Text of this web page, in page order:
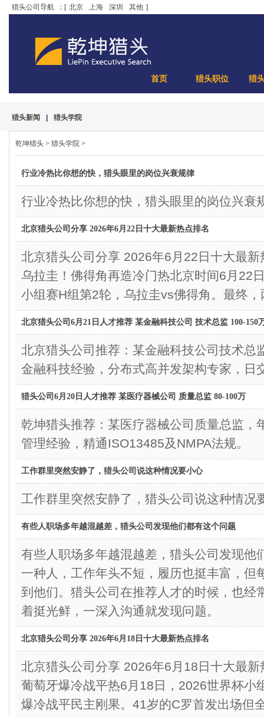
猎头公司导航 ：[ 北京 上海 深圳 其他 ]
首页 猎头职位 猎
猎头新闻 猎头学院
乾坤猎头 > 猎头学院 >
行业冷热比你想的快，猎头眼里的岗位兴衰规律
行业冷热比你想的快，猎头眼里的岗位兴衰
北京猎头公司分享 2026年6月22日十大最新热点排名
北京猎头公司分享 2026年6月22日十大
乌拉圭！佛得角再造冷门热北京时间6月22
小组赛H组第2轮，乌拉圭vs佛得角。最终
北京猎头公司6月21日人才推荐 某金融科技公司 技术总监 100-150
北京猎头公司推荐：某金融科技公司技术总
金融科技经验，分布式高并发架构专家，日
猎头公司6月20日人才推荐 某医疗器械公司 质量总监 80-100万
乾坤猎头推荐：某医疗器械公司质量总监，
管理经验，精通ISO13485及NMPA法规。
工作群里突然安静了，猎头公司说这种情况要小心
工作群里突然安静了，猎头公司说这种情况
有些人职场多年越混越差，猎头公司发现他们都有这个问题
有些人职场多年越混越差，猎头公司发现
一种人，工作年头不短，履历也挺丰富，但
到他们。猎头公司在推荐人才的时候，也经
着挺光鲜，一深入沟通就发现问题。
北京猎头公司分享 2026年6月18日十大最新热点排名
北京猎头公司分享 2026年6月18日十大
葡萄牙爆冷战平热6月18日，2026世界杯小
爆冷战平民主刚果。41岁的C罗首发出场但